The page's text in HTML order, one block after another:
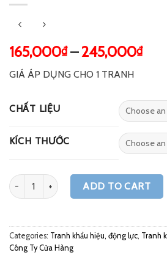
165,000₫–245,000₫
GIÁ ÁP DỤNG CHO 1 TRANH
CHẤT LIỆU
KÍCH THƯỚC
Quantity ADD TO CART
Categories: Tranh khẩu hiệu, động lực, Tranh
Công Ty Cửa Hàng